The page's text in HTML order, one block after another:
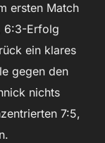
ersten Match
6:3-Erfolg
ein klares
gegen den
nichts
7:5,